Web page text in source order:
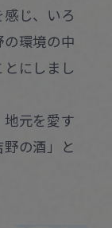
じ、いろ
環境の中
にしまし
元を愛す
の酒」と